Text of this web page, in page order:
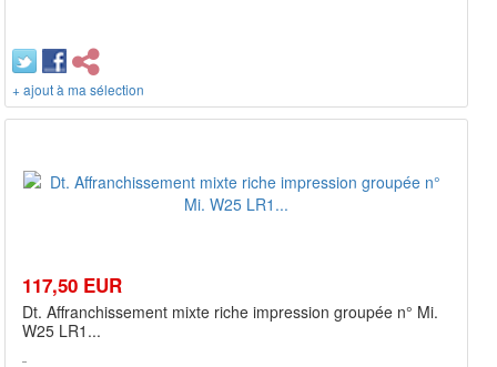
+ ajout à ma sélection
117,50 EUR
Dt. Affranchissement mixte riche impression groupée n° Mi.
W25 LR1...